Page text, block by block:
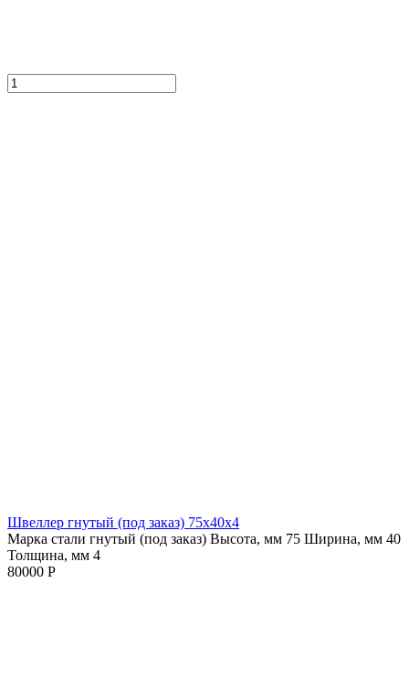
Швеллер гнутый (под заказ) 75х40х4
Марка стали гнутый (под заказ) Высота, мм 75 Ширина, мм 40
Толщина, мм 4
80000 Р